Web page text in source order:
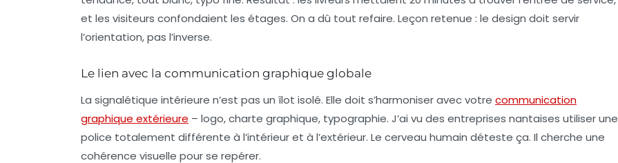
et les visiteurs confondaient les étages. On a dû tout refaire. Leçon retenue : le design doit servir
l’orientation, pas l’inverse.
Le lien avec la communication graphique globale
La signalétique intérieure n’est pas un îlot isolé. Elle doit s’harmoniser avec votre communication
graphique extérieure – logo, charte graphique, typographie. J’ai vu des entreprises nantaises utiliser une
police totalement différente à l’intérieur et à l’extérieur. Le cerveau humain déteste ça. Il cherche une
cohérence visuelle pour se repérer.